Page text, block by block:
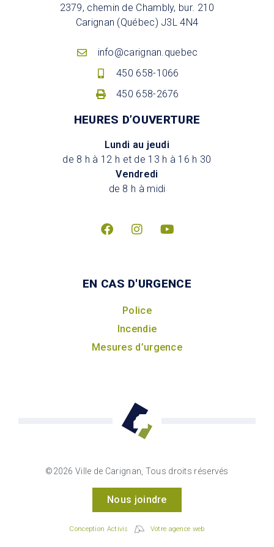
2379, chemin de Chambly, bur. 210
Carignan (Québec) J3L 4N4
info@carignan.quebec
450 658-1066
450 658-2676
HEURES D’OUVERTURE
Lundi au jeudi
de 8 h à 12 h et de 13 h à 16 h 30
Vendredi
de 8 h à midi
EN CAS D'URGENCE
Police
Incendie
Mesures d’urgence
©2026 Ville de Carignan, Tous droits réservés
Nous joindre
Conception Activis Votre agence web